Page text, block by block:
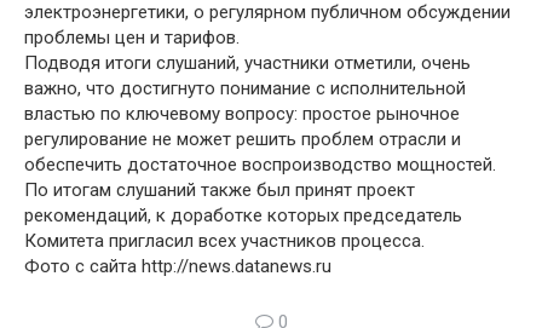
электроэнергетики, о регулярном публичном обсуждении
проблемы цен и тарифов.
Подводя итоги слушаний, участники отметили, очень
важно, что достигнуто понимание с исполнительной
властью по ключевому вопросу: простое рыночное
регулирование не может решить проблем отрасли и
обеспечить достаточное воспроизводство мощностей.
По итогам слушаний также был принят проект
рекомендаций, к доработке которых председатель
Комитета пригласил всех участников процесса.
Фото с сайта http://news.datanews.ru
0